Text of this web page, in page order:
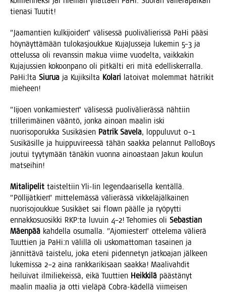
tie­na­si Tuutit!
”Jaa­man­tien kul­ki­joi­den” väli­ses­sä puo­li­vä­lie­ris­sä PaHi pää­si
höy­näyt­tä­mään tulo­kas­jouk­kue Kuja­Jus­se­ja luke­min 5–3 ja
otte­lus­sa oli revans­sin makua vii­me vuo­del­ta, vaik­ka­kin
Kuja­jus­sien kokoon­pa­no oli pit­käl­ti eri mitä edel­lis­ker­ral­la.
PaHi:lta Siu­rua ja Kujik­sil­ta Kola­ri latoi­vat molem­mat hät­ri­kit
mieheen!
”Iijoen von­ka­mies­ten” väli­ses­sä puo­li­vä­lie­räs­sä näh­tiin
tril­le­ri­mäi­nen vään­tö, jon­ka ainoan maa­lin iski
nuo­ri­so­po­ruk­ka Susi­kä­sien Pat­rik Save­la, lop­pu­lu­vut 0–1
Susi­kä­sil­le ja huip­pu­vi­rees­sä tähän saak­ka pelan­nut Pal­lo­Bo­ys
jou­tui tyy­ty­mään tänä­kin vuon­na ainoas­taan Jakun kou­lun
matseihin!
Mita­li­pe­lit tais­tel­tiin Yli-Iin legen­daa­ri­sel­la ken­täl­lä.
”Pöl­li­jät­kien” mit­te­le­mäs­sä välie­räs­sä vik­ke­lä­jäl­kai­nen
nuo­ri­so­jouk­kue Susi­käet sai flown pääl­le ja ryö­pyt­ti
ennak­ko­suo­sik­ki RKP:ta luvuin 4–2! Teho­mies oli Sebas­tian
Mäen­pää kah­del­la osu­mal­la. ”Ajo­mies­ten” otte­le­ma välie­rä
Tuut­tien ja PaHi:n välil­lä oli usko­mat­to­man tasai­nen ja
jän­nit­tä­vä tais­te­lu, joka ete­ni piden­ne­tyn jat­koa­jan jäl­keen
luke­mis­sa 2–2 aina rank­ka­ri­ki­saan saak­ka! Maa­li­vah­dit
hei­lui­vat ilmi­lie­keis­sä, eikä Tuut­tien Heik­ki­lä pääs­tä­nyt
maa­lin maa­lia ja otti vie­lä­pä Cobra-kädel­lä vii­mei­sen